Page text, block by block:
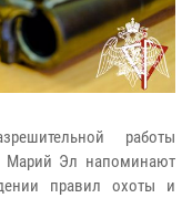
работы
Марий Эл напоминают
правил охоты и